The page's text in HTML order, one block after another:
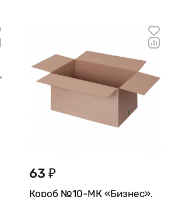
63 ₽
Короб №10-МК «Бизнес»,